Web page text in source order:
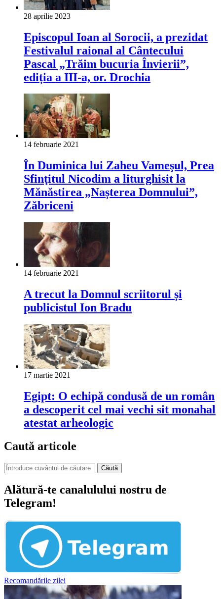
28 aprilie 2023
Episcopul Ioan al Sorocii, a prezidat
Festivalul raional al Cântecului
Pascal „Trăim bucuria Învierii”,
ediția a III-a, or. Drochia
14 februarie 2021
În Duminica lui Zaheu Vameşul, Prea
Sfinţitul Nicodim a liturghisit la
Mănăstirea „Nașterea Domnului”,
Zăbriceni
14 februarie 2021
A trecut la Domnul scriitorul și
publicistul Ion Bradu
17 martie 2021
Egipt: O echipă condusă de un român
a descoperit cel mai vechi sit monahal
atestat arheologic
Caută articole
Căută
Alătură-te canalulului nostru de
Telegram!
Recomandările zilei